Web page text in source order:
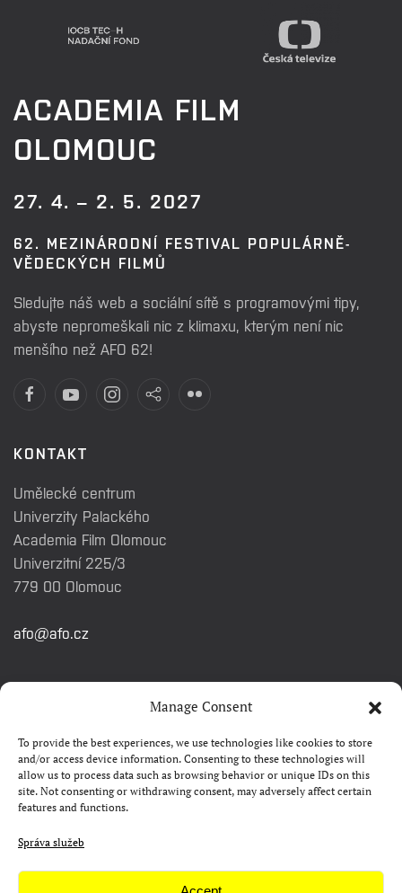
Manage Consent
To provide the best experiences, we use technologies like cookies to store
and/or access device information. Consenting to these technologies will
allow us to process data such as browsing behavior or unique IDs on this
site. Not consenting or withdrawing consent, may adversely affect certain
features and functions.
Správa služeb
ACADEMIA FILM
OLOMOUC
27. 4. – 2. 5. 2027
62. MEZINÁRODNÍ FESTIVAL POPULÁRNĚ-
VĚDECKÝCH FILMŮ
Sledujte náš web a sociální sítě s programovými tipy,
abyste nepromeškali nic z klimaxu, kterým není nic
menšího než AFO 62!
KONTAKT
Umělecké centrum
Univerzity Palackého
Academia Film Olomouc
Univerzitní 225/3
779 00 Olomouc
afo@afo.cz
RYCHLÉ ODKAZY
Watch&Know
Kontakty
FAQ
Camp 4Science
Materiály pro média